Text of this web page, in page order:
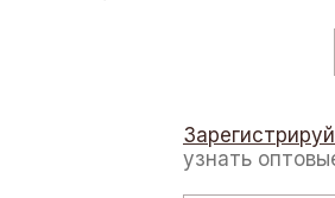
узнать